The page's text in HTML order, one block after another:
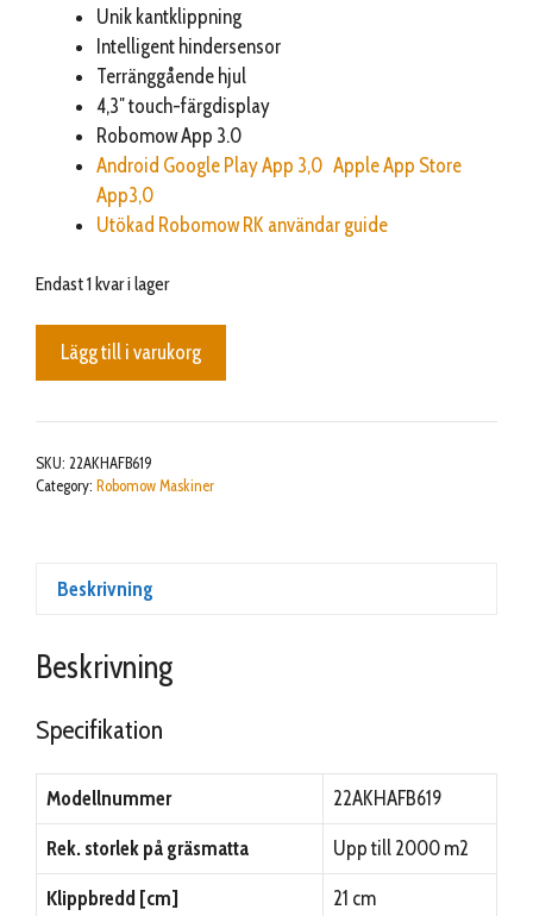
Unik kantklippning
Intelligent hindersensor
Terränggående hjul
4,3″ touch-färgdisplay
Robomow App 3.0
Android Google Play App 3,0 Apple App Store
App3,0
Utökad Robomow RK användar guide
Endast 1 kvar i lager
RK2000
mängd
Lägg till i varukorg
SKU: 22AKHAFB619
Category: Robomow Maskiner
Beskrivning
Beskrivning
Specifikation
Modellnummer 22AKHAFB619
Rek. storlek på gräsmatta Upp till 2000 m2
Klippbredd [cm] 21 cm